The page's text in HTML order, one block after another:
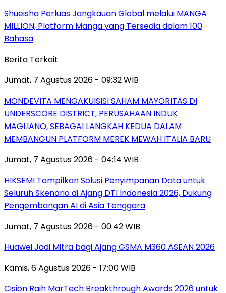
Shueisha Perluas Jangkauan Global melalui MANGA
MILLION, Platform Manga yang Tersedia dalam 100
Bahasa
Berita Terkait
Jumat, 7 Agustus 2026 - 09:32 WIB
MONDEVITA MENGAKUISISI SAHAM MAYORITAS DI
UNDERSCORE DISTRICT, PERUSAHAAN INDUK
MAGLIANO, SEBAGAI LANGKAH KEDUA DALAM
MEMBANGUN PLATFORM MEREK MEWAH ITALIA BARU
Jumat, 7 Agustus 2026 - 04:14 WIB
HIKSEMI Tampilkan Solusi Penyimpanan Data untuk
Seluruh Skenario di Ajang DTI Indonesia 2026, Dukung
Pengembangan AI di Asia Tenggara
Jumat, 7 Agustus 2026 - 00:42 WIB
Huawei Jadi Mitra bagi Ajang GSMA M360 ASEAN 2026
Kamis, 6 Agustus 2026 - 17:00 WIB
Cision Raih MarTech Breakthrough Awards 2026 untuk